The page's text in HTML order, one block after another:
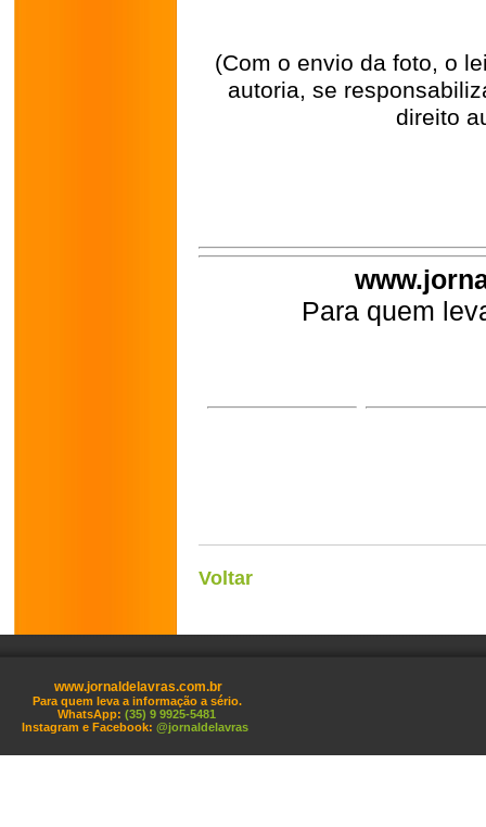
(Com o envio da foto, o
autoria, se
direito
Para quem
Voltar
www.jornaldelavras.com.br
Para quem leva a informação a sério.
WhatsApp: (35) 9 9925-5481
Instagram e Facebook: @jornaldelavras